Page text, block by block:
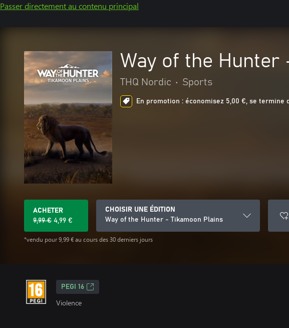
Passer directement au contenu principal
Way of the Hunter
THQ Nordic • Sports
En promotion : économisez 5,00 €, se termine
ACHETER
9,99 € 4,99 €
*vendu pour 9,99 € au cours des 30 derniers jours
CHOISIR UNE ÉDITION
Way of the Hunter - Tikamoon Plains
PEGI 16
Violence